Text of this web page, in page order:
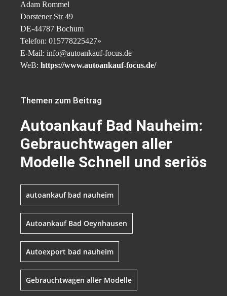
Adam Rommel
Dorstener Str 49
DE-44787 Bochum
Telefon: 015778225427»
E-Mail: info@autoankauf-focus.de
WeB: https://www.autoankauf-focus.de/
Themen zum Beitrag
Autoankauf Bad Nauheim:
Gebrauchtwagen aller
Modelle Schnell und seriös
autoankauf bad nauheim
Autoankauf Bad Oeynhausen
Autoexport bad nauheim
Gebrauchtwagen aller Modelle